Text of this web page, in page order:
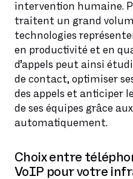
intervention humaine.
traitent un grand
technologies
en productivité et en
d’appels peut ainsi
de contact, optimiser
des appels et anticiper
de ses équipes grâce
automatiquement.
Choix entre
VoIP pour votre